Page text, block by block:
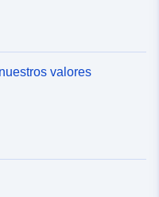
valores